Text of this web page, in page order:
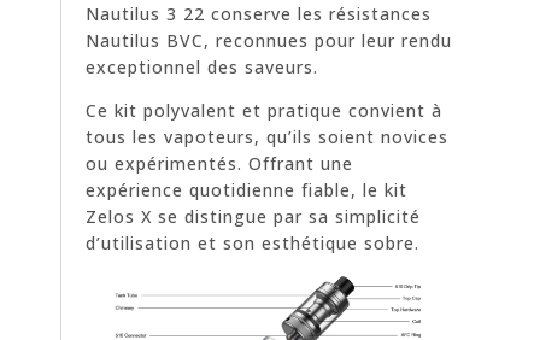
Nautilus 3 22 conserve les résistances
Nautilus BVC, reconnues pour leur rendu
exceptionnel des saveurs.
Ce kit polyvalent et pratique convient à
tous les vapoteurs, qu’ils soient novices
ou expérimentés. Offrant une
expérience quotidienne fiable, le kit
Zelos X se distingue par sa simplicité
d’utilisation et son esthétique sobre.